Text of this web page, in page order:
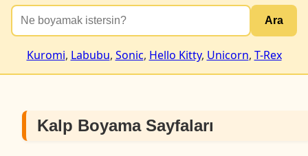
Ara
Kuromi, Labubu, Sonic, Hello Kitty, Unicorn, T-Rex
Kalp Boyama Sayfaları